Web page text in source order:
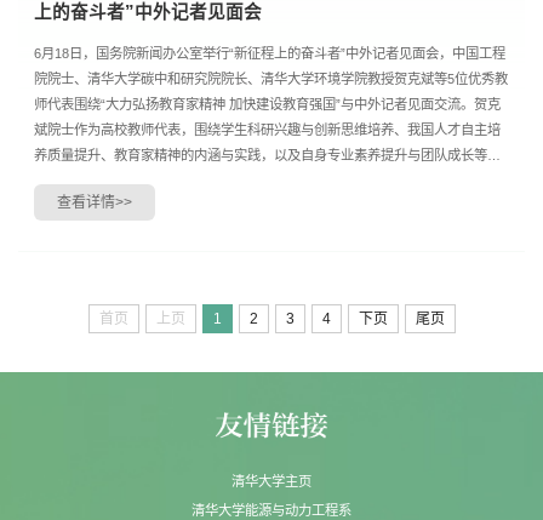
上的奋斗者”中外记者见面会
6月18日，国务院新闻办公室举行“新征程上的奋斗者”中外记者见面会，中国工程
院院士、清华大学碳中和研究院院长、清华大学环境学院教授贺克斌等5位优秀教
师代表围绕“大力弘扬教育家精神 加快建设教育强国”与中外记者见面交流。贺克
斌院士作为高校教师代表，围绕学生科研兴趣与创新思维培养、我国人才自主培
养质量提升、教育家精神的内涵与实践，以及自身专业素养提升与团队成长等方
查看详情>>
首页 上页 1 2 3 4 下页 尾页
清华大学主页
清华大学能源与动力工程系